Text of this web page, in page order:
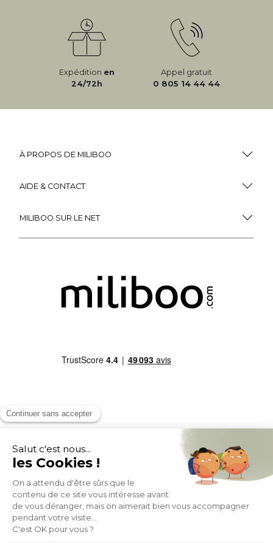
Expédition en
24/72h
Appel gratuit
0 805 14 44 44
À PROPOS DE MILIBOO
AIDE & CONTACT
MILIBOO SUR LE NET
MOYENS DE PAIEMENT